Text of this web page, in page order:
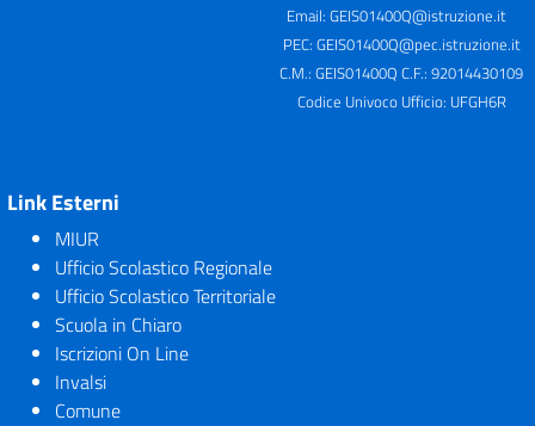
Email: GEIS01400Q@istruzione.it
PEC: GEIS01400Q@pec.istruzione.it
C.M.: GEIS01400Q C.F.: 92014430109
Codice Univoco Ufficio: UFGH6R
Link Esterni
MIUR
Ufficio Scolastico Regionale
Ufficio Scolastico Territoriale
Scuola in Chiaro
Iscrizioni On Line
Invalsi
Comune